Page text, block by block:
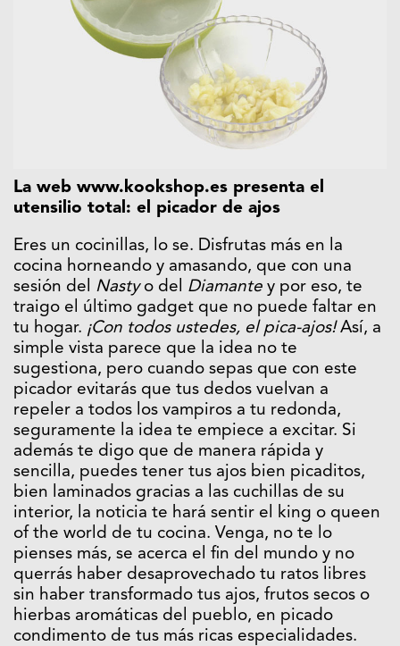
La web www.kookshop.es presenta el
utensilio total: el picador de ajos
Eres un cocinillas, lo se. Disfrutas más en la
cocina horneando y amasando, que con una
sesión del Nastyo del Diamante y por eso, te
traigo el último gadget que no puede faltar en
tu hogar. ¡Con todos ustedes, el pica-ajos!Así, a
simple vista parece que la idea no te
sugestiona, pero cuando sepas que con este
picador evitarás que tus dedos vuelvan a
repeler a todos los vampiros a tu redonda,
seguramente la idea te empiece a excitar. Si
además te digo que de manera rápida y
sencilla, puedes tener tus ajos bien picaditos,
bien laminados gracias a las cuchillas de su
interior, la noticia te hará sentir el king o queen
of the world de tu cocina. Venga, no te lo
pienses más, se acerca el fin del mundo y no
querrás haber desaprovechado tu ratos libres
sin haber transformado tus ajos, frutos secos o
hierbas aromáticas del pueblo, en picado
condimento de tus más ricas especialidades.